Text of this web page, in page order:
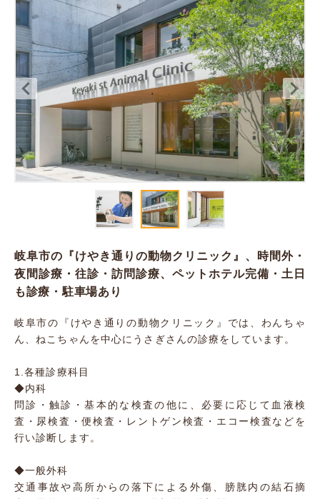
岐阜市の『けやき通りの動物クリニック』、時間外・
夜間診療・往診・訪問診療、ペットホテル完備・土日
も診療・駐車場あり
岐阜市の『けやき通りの動物クリニック』では、わんちゃ
ん、ねこちゃんを中心にうさぎさんの診療をしています。
1.各種診療科目
◆内科
問診・触診・基本的な検査の他に、必要に応じて血液検
査・尿検査・便検査・レントゲン検査・エコー検査などを
行い診断します。
◆一般外科
交通事故や高所からの落下による外傷、膀胱内の結石摘